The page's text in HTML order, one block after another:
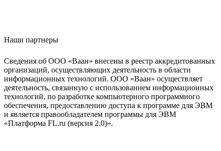
Наши партнеры
Сведения об ООО «Ваан» внесены в реестр аккредитованных
организаций, осуществляющих деятельность в области
информационных технологий. ООО «Ваан» осуществляет
деятельность, связанную с использованием информационных
технологий, по разработке компьютерного программного
обеспечения, предоставлению доступа к программе для ЭВМ
и является правообладателем программы для ЭВМ
«Платформа FL.ru (версия 2.0)».